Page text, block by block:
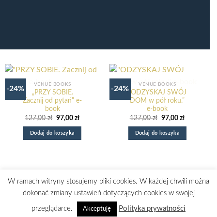
-24%
VENUE BOOKS
„PRZY SOBIE.
Zacznij od pytań” e-
book
127,00zł Pierwotna
wynosiła:
127,00 zł.
97,00złAktualna
Dodaj do koszyka
-24%
VENUE BOOKS
„ODZYSKAJ SWÓJ
DOM w pół roku.”
e-book
127,00zł Pierwotna
wynosiła:
127,00 zł.
97,00 złAktualna
Dodaj do koszyka
2018 © Venue – Wszelkie prawa zastrzeżone.
W ramach witryny stosujemy pliki cookies. W każdej chwili można
dokonać zmiany ustawień dotyczących cookies w swojej
przeglądarce. Akceptuję Polityka prywatności